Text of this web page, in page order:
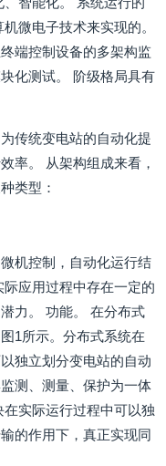
微电子技术来实现的。
端控制设备的多架构监
化测试。 阶级格局具有
传统变电站的自动化提
率。 从架构组成来看，
类型：
机控制，自动化运行结
应用过程中存在一定的
力。 功能。 在分布式
1所示。分布式系统在
独立划分变电站的自动
测、测量、保护为一体
实际运行过程中可以独
的作用下，真正实现同